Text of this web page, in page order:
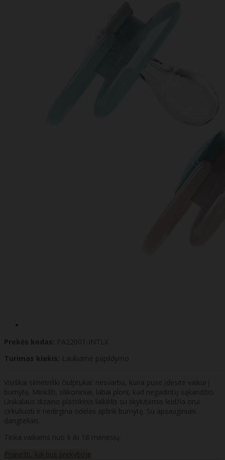
Prekės kodas: PA22001-INTLX
Turimas kiekis: Laukiame papildymo
Visiškai simetriški čiulptukai: nesvarbu, kuria puse įdėsite vaikui į
burnytę. Minkšti, silikoniniai, labai ploni, kad negadintų sąkandžio.
Unikalaus dizaino plastikinis laikiklis su skylutėmis leidžia orui
cirkuliuoti ir nedirgina odelės aplink burnytę. Su apsauginiais
dangteliais.
Tinka vaikams nuo 6 iki 18 mėnesių.
Pranešti, kai bus prekyboje